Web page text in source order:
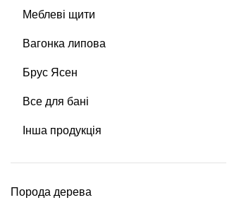
Меблеві щити
Вагонка липова
Брус Ясен
Все для бані
Інша продукція
Порода дерева